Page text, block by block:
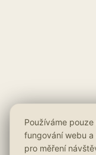
Používáme
fungování webu
pro měření